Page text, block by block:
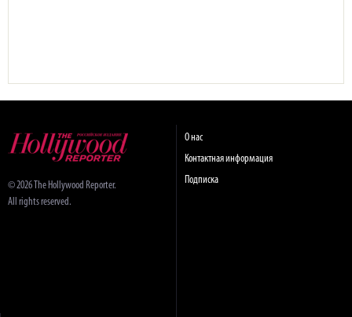
© 2026 The Hollywood Reporter.
All rights reserved.
О нас
Контактная информация
Подписка